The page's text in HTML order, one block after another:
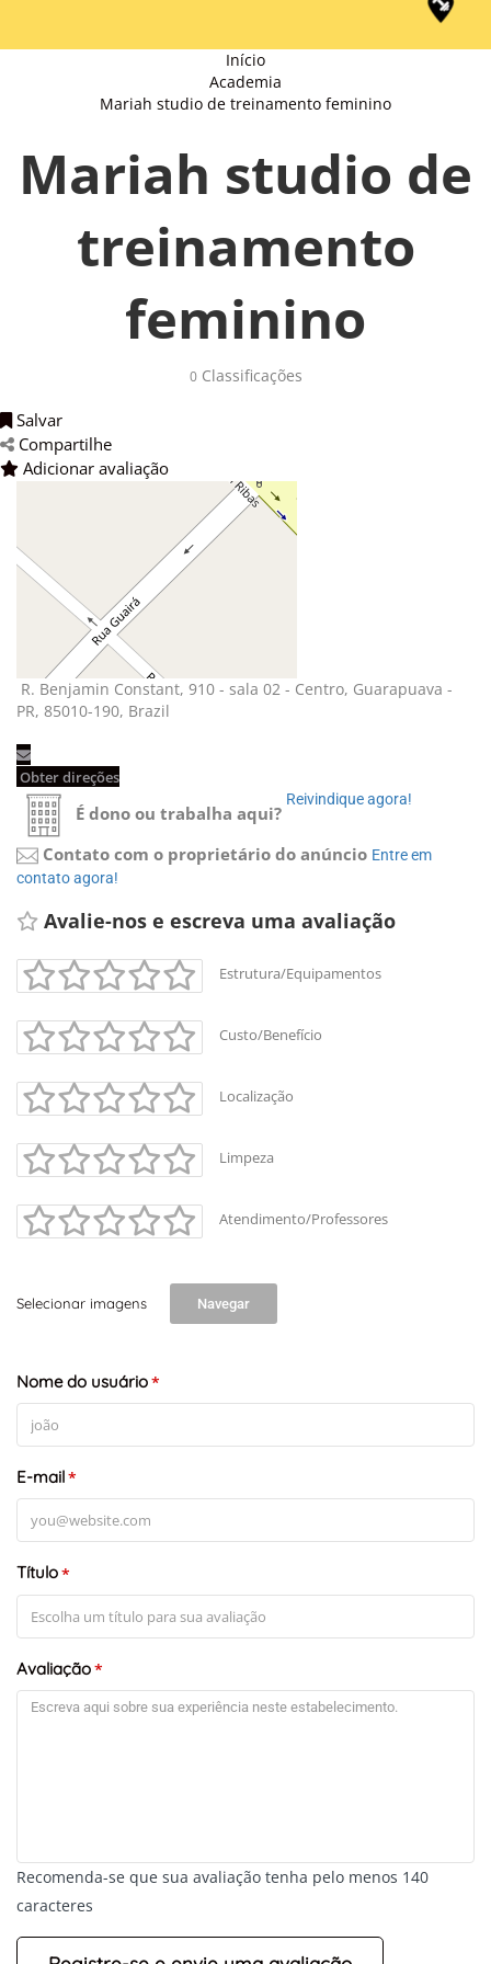
Início
Academia
Mariah studio de treinamento feminino
Mariah studio de
treinamento
feminino
0Classificações
Salvar
Compartilhe
Adicionar avaliação
R. Benjamin Constant, 910 - sala 02 - Centro, Guarapuava -
PR, 85010-190, Brazil
Obter direções
É dono ou trabalha aqui?
Reivindique agora!
Contato com o proprietário do anúncio Entre em
contato agora!
Avalie-nos e escreva uma avaliação
Estrutura/Equipamentos
Custo/Benefício
Localização
Limpeza
Atendimento/Professores
Selecionar imagens Navegar
Nome do usuário*
E-mail*
Título*
Avaliação*
Recomenda-se que sua avaliação tenha pelo menos 140
caracteres